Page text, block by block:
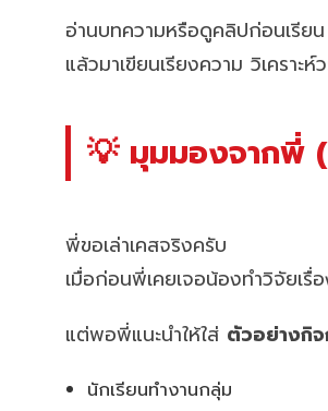
อ่านบทความหรือดูคลิปก่อนเรียน
แล้วมาเขียนเรียงความ วิเคราะ
💡 มุมมองจากพี่
พี่ขอเล่าเคสจริงครับ
เมื่อก่อนพี่เคยเจอน้องทำวิจัยเ
แต่พอพี่แนะนำให้ใส่ ตัวอย่างกิ
นักเรียนทำงานกลุ่ม